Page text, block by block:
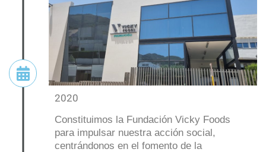
2020
Constituimos la Fundación Vicky Foods
para impulsar nuestra acción social,
centrándonos en el fomento de la